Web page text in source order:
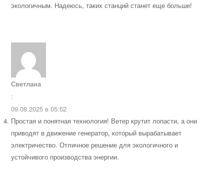
экологичным. Надеюсь, таких станций станет еще больше!
Светлана
:
09.08.2025 в 05:52
Простая и понятная технология! Ветер крутит лопасти, а они
приводят в движение генератор, который вырабатывает
электричество. Отличное решение для экологичного и
устойчивого производства энергии.